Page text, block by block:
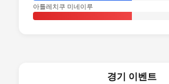
아틀레치쿠 미네이루
경기 이벤트